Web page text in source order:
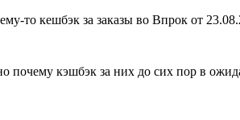
то кешбэк за заказы во Впрок от
почему кэшбэк за них до сих пор в